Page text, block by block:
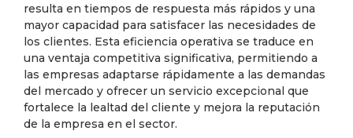
resulta en tiempos de respuesta más rápidos y una
mayor capacidad para satisfacer las necesidades de
los clientes. Esta eficiencia operativa se traduce en
una ventaja competitiva significativa, permitiendo a
las empresas adaptarse rápidamente a las demandas
del mercado y ofrecer un servicio excepcional que
fortalece la lealtad del cliente y mejora la reputación
de la empresa en el sector.